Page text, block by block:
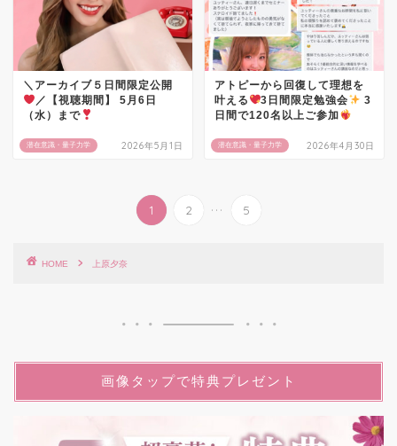
潜在意識・量子力学
＼アーカイブ５日間限定公開
／【視聴期間】 5月6日
（水）まで
2026年5月1日 潜在意識・量子力学
アトピーから回復して理想を
叶える
3日間限定勉強会
3
日間で120名以上ご参加
2026年4月30日
1 2 ... 5
HOME 上原夕奈
画像タップで特典プレゼント